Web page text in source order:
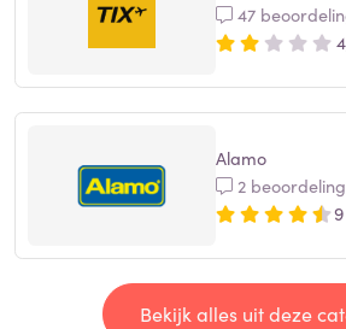
47
Alamo
2
9
Bekijk alles uit deze